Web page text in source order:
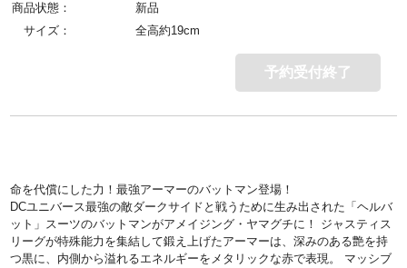
商品状態：
新品
サイズ：
全高約19cm
予約受付終了
命を代償にした力！最強アーマーのバットマン登場！
DCユニバース最強の敵ダークサイドと戦うために生み出された「ヘルバ
ット」スーツのバットマンがアメイジング・ヤマグチに！ ジャスティス
リーグが特殊能力を集結して鍛え上げたアーマーは、深みのある艶を持
つ黒に、内側から溢れるエネルギーをメタリックな赤で表現。 マッシブ